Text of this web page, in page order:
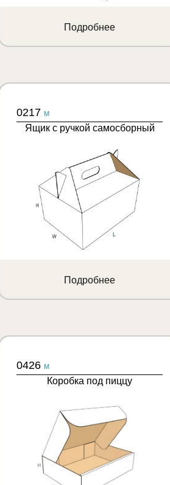
Подробнее
0217 M
Ящик с ручкой самосборный
Подробнее
0426 M
Коробка под пиццу